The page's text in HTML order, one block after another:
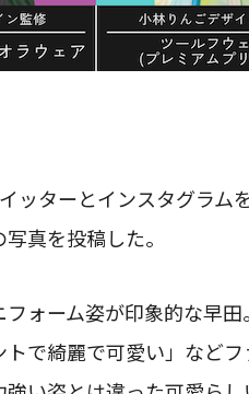
ッターとインスタグラム
真を投稿した。
ォーム姿が印象的な早
で綺麗で可愛い」など